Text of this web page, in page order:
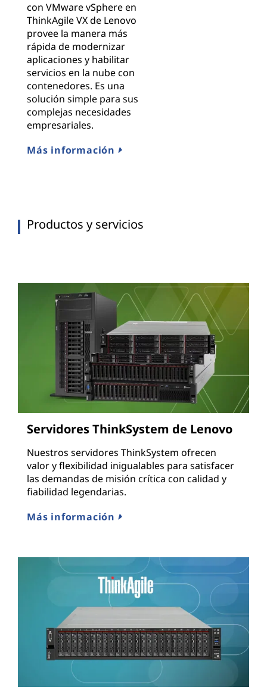
con VMware vSphere en
ThinkAgile VX de Lenovo
provee la manera más
rápida de modernizar
aplicaciones y habilitar
servicios en la nube con
contenedores. Es una
solución simple para sus
complejas necesidades
empresariales.
Más información
Productos y servicios
Servidores ThinkSystem de Lenovo
Nuestros servidores ThinkSystem ofrecen
valor y flexibilidad inigualables para satisfacer
las demandas de misión crítica con calidad y
fiabilidad legendarias.
Más información